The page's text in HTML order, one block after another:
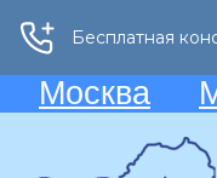
Москва